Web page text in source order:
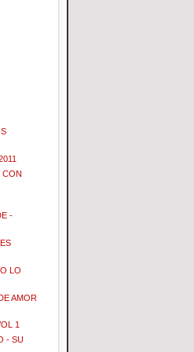
CON
-
LO
AMOR
1
- SU